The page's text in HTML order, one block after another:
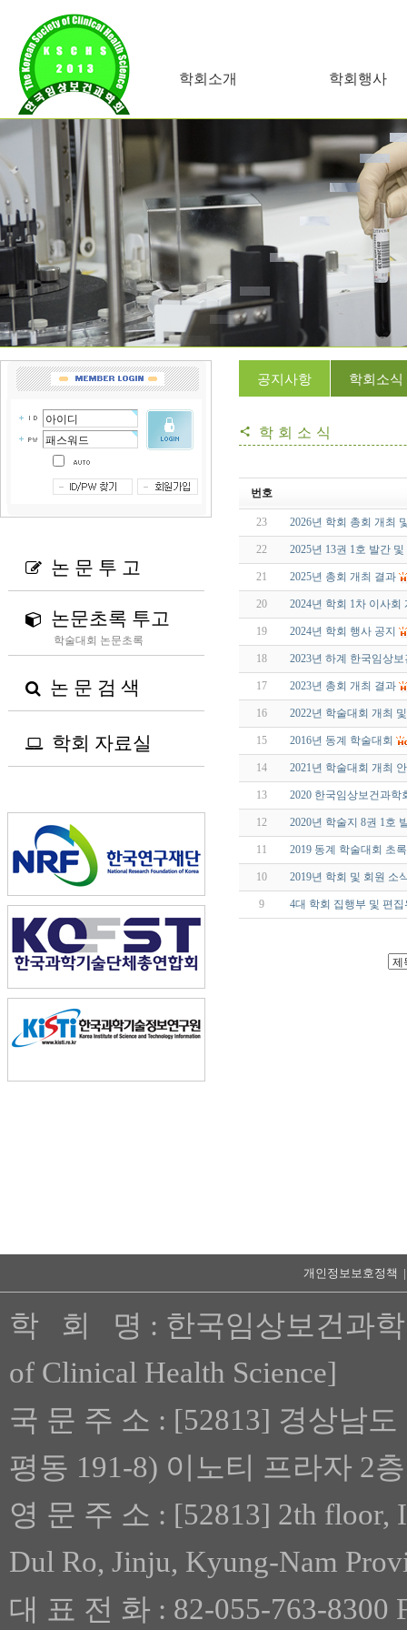
학회소개 학회행사
 논 문 투 고
 논문초록 투고
학술대회 논문초록
 논 문 검 색
학회 자료실
공지사항 학회소식
share 학회소식
번호
23 2026년 학회 총회 개최
22 2025년 13권 1호 발간
21 2025년 총회 개최 결과
20 2024년 학회 1차 이사회
19 2024년 학회 행사 공지
18 2023년 하계 한국임상
17 2023년 총회 개최 결과
16 2022년 학술대회 개최
15 2016년 동계 학술대회
14 2021년 학술대회 개최
13 2020 한국임상보건과
12 2020년 학술지 8권 1호
11 2019 동계 학술대회 초
10 2019년 학회 및 회원 소
9 4대 학회 집행부 및 편집
개인정보보호정책
학 회 명 : 한국임상보건과학
of Clinical Health Science]
국 문 주 소 : [52813] 경상남
평동 191-8) 이노티 프라자 2층
영 문 주 소 : [52813] 2th floor,
Dul Ro, Jinju, Kyung-Nam
대 표 전 화 : 82-055-763-8300